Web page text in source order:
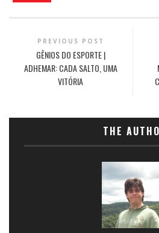
PREVIOUS POST
GÊNIOS DO ESPORTE |
ADHEMAR: CADA SALTO, UMA
VITÓRIA
THE